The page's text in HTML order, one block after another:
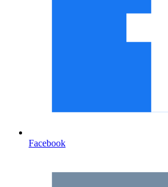
Facebook